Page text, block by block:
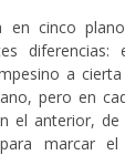
en cinco
a
pero en
el anterior,
marcar